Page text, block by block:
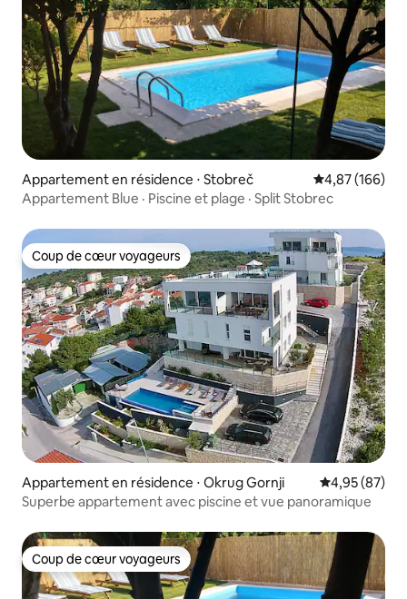
Appartement en résidence ⋅ Stobreč Évaluation
4,87 (166)
Appartement Blue · Piscine et plage · Split Stobrec
Coup de cœur voyageurs
Coup de cœur voyageurs
Appartement en résidence ⋅ Okrug Gornji Évaluation
4,95 (87)
Superbe appartement avec piscine et vue panoramique
Coup de cœur voyageurs
Coup de cœur voyageurs